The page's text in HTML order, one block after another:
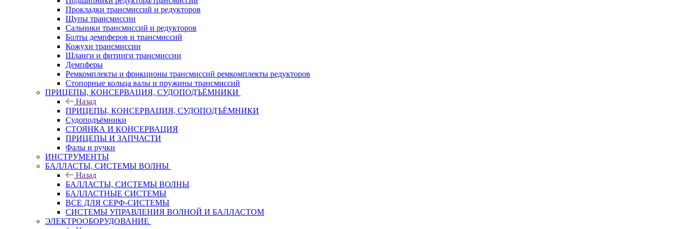
Прокладки трансмиссий и редукторов
Щупы трансмиссии
Сальники трансмиссий и редукторов
Болты демпферов и трансмиссий
Кожухи трансмиссии
Шланги и фитинги трансмиссии
Демпферы
Ремкомплекты и фрикционы трансмиссий ремкомплекты редукторов
Стопорные кольца валы и пружины трансмиссий
ПРИЦЕПЫ, КОНСЕРВАЦИЯ, СУДОПОДЪЁМНИКИ
Назад
ПРИЦЕПЫ, КОНСЕРВАЦИЯ, СУДОПОДЪЁМНИКИ
Судоподъёмники
СТОЯНКА И КОНСЕРВАЦИЯ
ПРИЦЕПЫ И ЗАПЧАСТИ
Фалы и ручки
ИНСТРУМЕНТЫ
БАЛЛАСТЫ, СИСТЕМЫ ВОЛНЫ
Назад
БАЛЛАСТЫ, СИСТЕМЫ ВОЛНЫ
БАЛЛАСТНЫЕ СИСТЕМЫ
ВСЕ ДЛЯ СЕРФ-СИСТЕМЫ
СИСТЕМЫ УПРАВЛЕНИЯ ВОЛНОЙ И БАЛЛАСТОМ
ЭЛЕКТРООБОРУДОВАНИЕ